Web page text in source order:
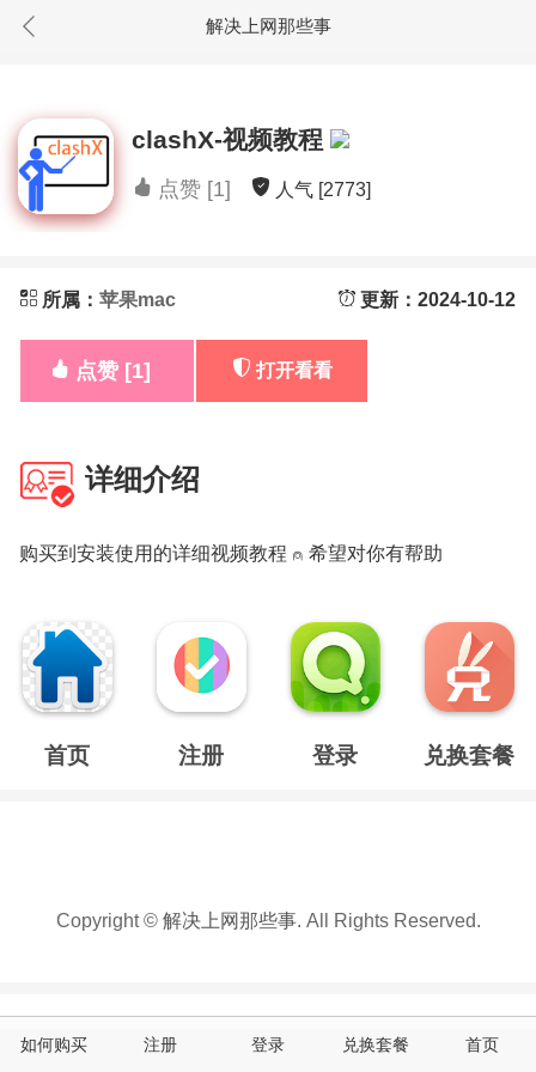
解决上网那些事
clashX-视频教程
点赞 [1] 人气 [2773]
所属： 苹果mac 更新：2024-10-12
点赞 [1] 打开看看
详细介绍
购买到安装使用的详细视频教程 ⍝ 希望对你有帮助
首页 注册 登录 兑换套餐
Copyright © 解决上网那些事. All Rights Reserved.
如何购买 注册 登录 兑换套餐 首页